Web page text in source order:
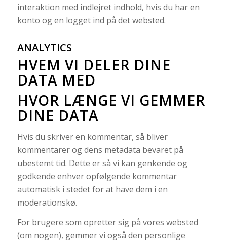
interaktion med indlejret indhold, hvis du har en
konto og en logget ind på det websted.
ANALYTICS
HVEM VI DELER DINE
DATA MED
HVOR LÆNGE VI GEMMER
DINE DATA
Hvis du skriver en kommentar, så bliver
kommentarer og dens metadata bevaret på
ubestemt tid. Dette er så vi kan genkende og
godkende enhver opfølgende kommentar
automatisk i stedet for at have dem i en
moderationskø.
For brugere som opretter sig på vores websted
(om nogen), gemmer vi også den personlige